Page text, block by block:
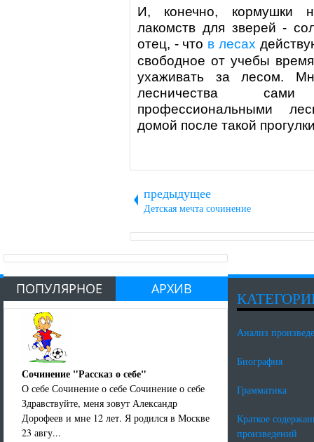
И, конечно, кормушки
лакомств для зверей -
отец, - что в лесах
свободное от учебы
ухаживать залесом.
лесничества
профессиональными
домой после такой
предыдущее
Детская мечта сочинение
ПОПУЛЯРНОЕ АРХИВ
Сочинение "Рассказ о себе"
О себе Сочинение о себе Сочинение о себе
Здравствуйте, меня зовут Александр
Дорофеев и мне 12 лет. Я родился в Москве
23 авгу...
Анализ
Биография
Грамматика
Краткое
произведений